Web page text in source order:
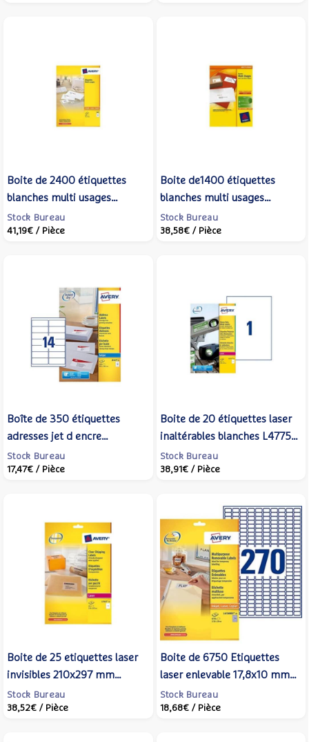
Boite de 2400 étiquettes
blanches multi usages
70x35mm pour laser -
AVERY ZWECKFORM
Stock Bureau
41,19€ / Pièce
Boite de1400 étiquettes
blanches multi usages
105x42.3mm pour laser. -
AVERY ZWECKFORM
Stock Bureau
38,58€ / Pièce
Boîte de 350 étiquettes
adresses jet d encre
99,1x38,1mm blanches -
AVERY ZWECKFORM
Stock Bureau
17,47€ / Pièce
Boite de 20 étiquettes laser
inaltérables blanches L4775-
20 210x297 mm - AVERY
ZWECKFORM
Stock Bureau
38,91€ / Pièce
Boite de 25 etiquettes laser
invisibles 210x297 mm
L7567-25 - AVERY
ZWECKFORM
Stock Bureau
38,52€ / Pièce
Boite de 6750 Etiquettes
laser enlevable 17,8x10 mm
sur 25 Feuilles A4 Blanc -
AVERY ZWECKFORM
Stock Bureau
18,68€ / Pièce